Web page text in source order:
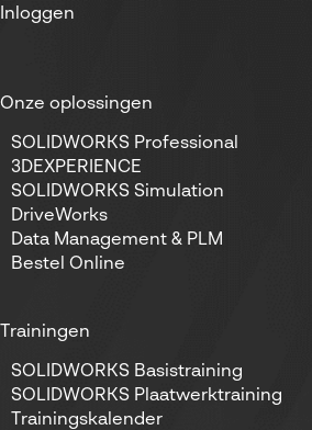
Inloggen
Onze oplossingen
SOLIDWORKS Professional
3DEXPERIENCE
SOLIDWORKS Simulation
DriveWorks
Data Management & PLM
Bestel Online
Trainingen
SOLIDWORKS Basistraining
SOLIDWORKS Plaatwerktraining
Trainingskalender